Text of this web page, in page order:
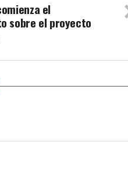
el
sobre el proyecto